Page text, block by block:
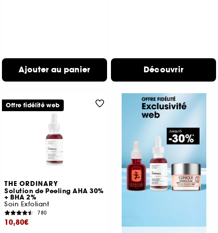
Ajouter au panier Découvrir
THE ORDINARY
Solution de Peeling AHA 30%
+ BHA 2%
Soin Exfoliant
780
10,80€
Offre fidélité web